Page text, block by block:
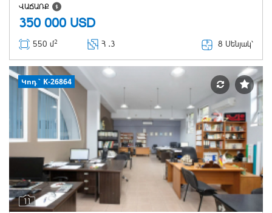
ՎԱՃԱՌՔ
350 000 USD
550 մ2 Հ ․3 8 Սենյակ՝
11
Կոդ` K-26864